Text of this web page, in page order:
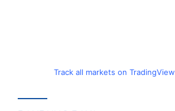
Track all markets on TradingView